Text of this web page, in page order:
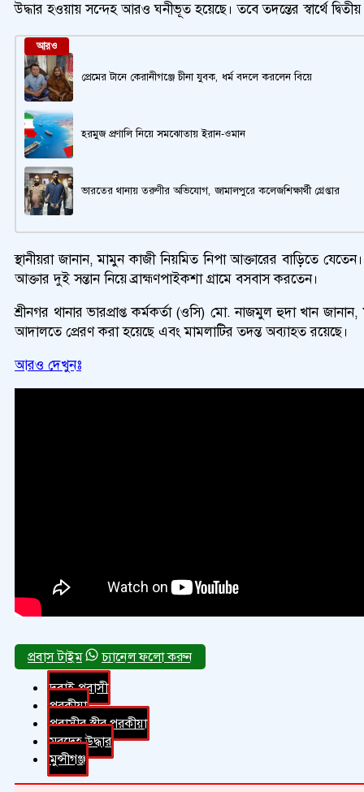
উদ্ধার হওয়ায় সন্দেহ আরও ঘনীভূত হয়েছে। তবে তদন্তের স্বার্থে
আরও
প্রেমের টানে কেরানীগঞ্জে চীনা যুবক, ধর্ম বদলে করলেন বিয়ে
হরমুজ প্রণালি নিয়ে সমঝোতায় ইরান-ওমান
ভারতের থানায় তরুণীর অভিযোগ, জামালপুরে কলেজশিক্ষার্থী গ্রেপ্তার
স্থানীয়রা জানান, মামুন কাজী নিয়মিত নিপা আক্তারের বাড়িতে
আক্তার দুই সন্তান নিয়ে ব্রাহ্মণপাইকশা গ্রামে বসবাস করতেন।
শ্রীনগর থানার ভারপ্রাপ্ত কর্মকর্তা (ওসি) মো. নাজমুল হুদা খান
আদালতে প্রেরণ করা হয়েছে এবং মামলাটির তদন্ত অব্যাহত রয়েছে।
আরও দেখুনঃ
চ্যানেল ফলো করুন
দুবাই প্রবাসী
পরকীয়া
প্রবাসীর স্ত্রীর পরকীয়া
মরদেহ উদ্ধার
মুন্সীগঞ্জ